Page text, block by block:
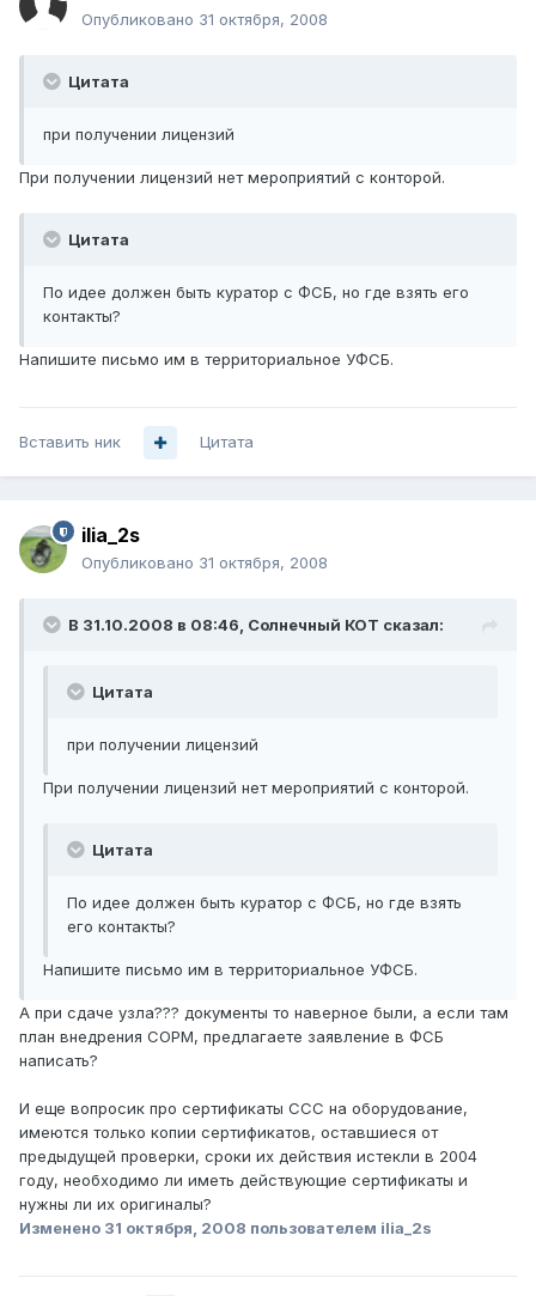
Опубликовано 31 октября, 2008
Цитата
при получении лицензий
При получении лицензий нет мероприятий с конторой.
Цитата
По идее должен быть куратор с ФСБ, но где взять его
контакты?
Напишите письмо им в территориальное УФСБ.
Вставить ник Цитата
ilia_2s
Опубликовано 31 октября, 2008
В 31.10.2008 в 08:46, Солнечный КОТ сказал:
Цитата
при получении лицензий
При получении лицензий нет мероприятий с конторой.
Цитата
По идее должен быть куратор с ФСБ, но где взять
его контакты?
Напишите письмо им в территориальное УФСБ.
А при сдаче узла??? документы то наверное были, а если там
план внедрения СОРМ, предлагаете заявление в ФСБ
написать?
И еще вопросик про сертификаты ССС на оборудование,
имеются только копии сертификатов, оставшиеся от
предыдущей проверки, сроки их действия истекли в 2004
году, необходимо ли иметь действующие сертификаты и
нужны ли их оригиналы?
Изменено 31 октября, 2008 пользователем ilia_2s